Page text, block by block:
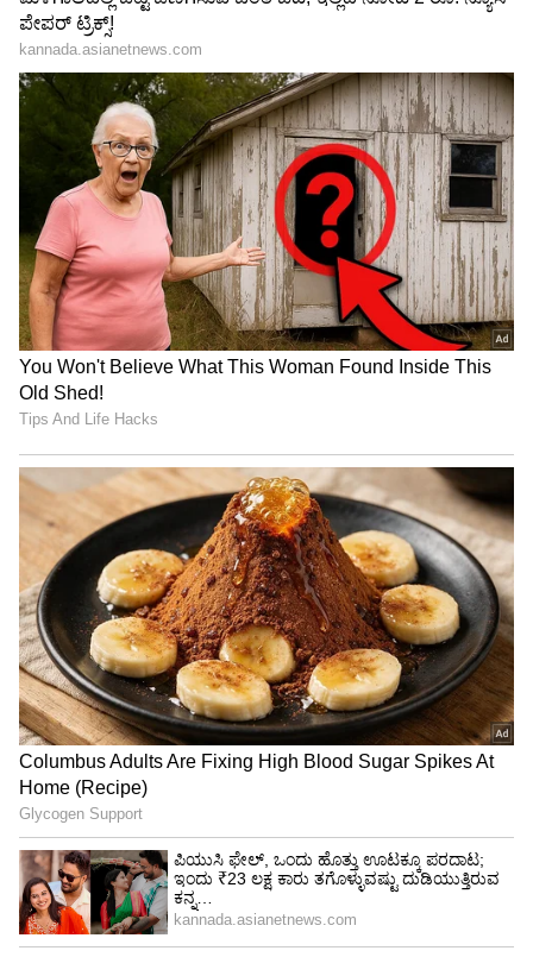
ಟ್ರಂಪ್ ಐತಿಹಾಸಿಕ ಒಪ್ಪಂದ | India US
Trade Deal | Party Rounds